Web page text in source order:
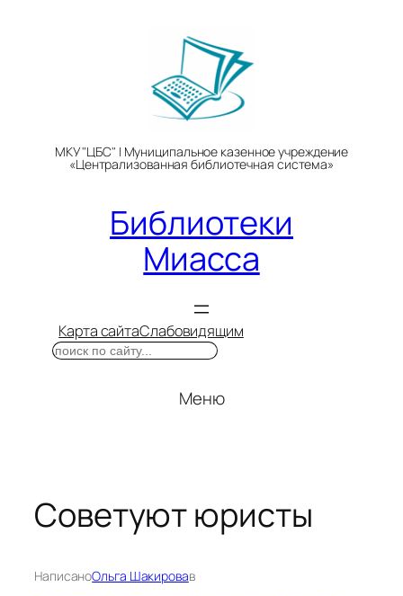
МКУ "ЦБС" | Муниципальное казенное учреждение
«Централизованная библиотечная система»
Библиотеки
Миасса
Карта сайтаСлабовидящим
Поиск
Меню
Советуют юристы
НаписаноОльга Шакировав